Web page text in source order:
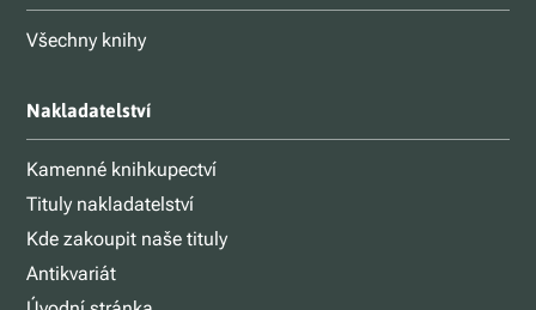
Všechny knihy
Nakladatelství
Kamenné knihkupectví
Tituly nakladatelství
Kde zakoupit naše tituly
Antikvariát